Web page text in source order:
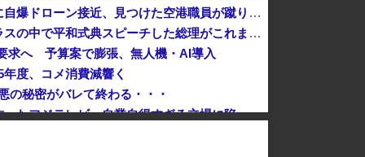
ドイツ空港のウクライナ輸送機に自爆ドローン接近、見つけた空港職員が蹴り落とす…高性能プラスチック爆弾搭載！
【高市ガーｗ】研究者「防弾ガラスの中で平和式典スピーチした総理がこれまでいたんだろうか？」 → ﾈｯﾄ「あなたの応援してた石破前総理もしてました...
求へ 予算案で膨張、無人機・AI導入
度、コメ消費減響く
の秘密がバレて終わる・・・
視聴者に嫌がられる番組ばかり作ったフジテレビ、自業自得すぎる立場に陥ってしまい……